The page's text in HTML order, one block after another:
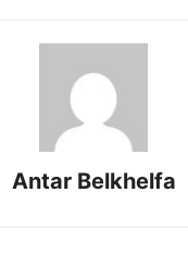
Antar Belkhelfa